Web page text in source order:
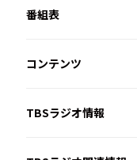
番組表
コンテンツ
TBSラジオ情報